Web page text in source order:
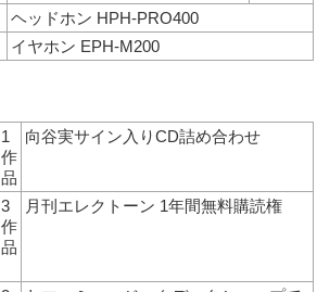
ヘッドホン HPH-PRO400
イヤホン EPH-M200
1
作
品
向谷実サイン入りCD詰め合わせ
3
作
品
月刊エレクトーン 1年間無料購読権